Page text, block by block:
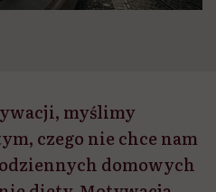
myślimy
czego nie chce nam
domowych